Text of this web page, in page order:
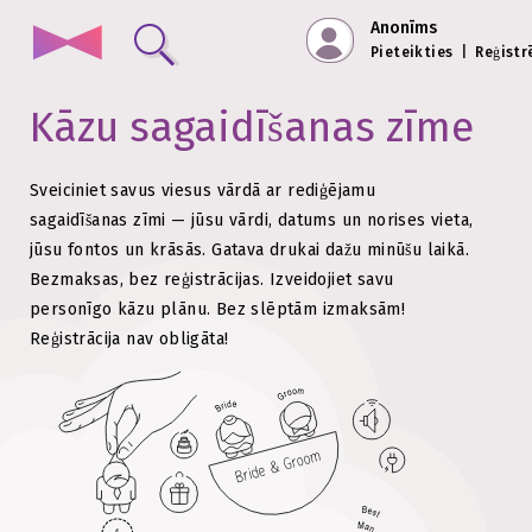
Anonīms
Pieteikties
Kāzu sagaidīšanas zīme
Sveiciniet savus viesus vārdā ar rediģējamu
sagaidīšanas zīmi — jūsu vārdi, datums un norises vieta,
jūsu fontos un krāsās. Gatava drukai dažu minūšu laikā.
Bezmaksas, bez reģistrācijas. Izveidojiet savu
personīgo kāzu plānu. Bez slēptām izmaksām!
Reģistrācija nav obligāta!